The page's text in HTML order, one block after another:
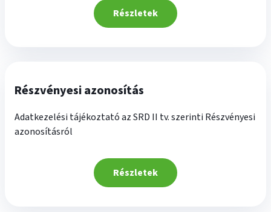
Részletek
Részvényesi azonosítás
Adatkezelési tájékoztató az SRD II tv. szerinti Részvényesi
azonosításról
Részletek